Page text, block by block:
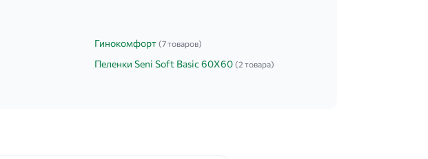
Гинокомфорт (7 товаров)
Пеленки Seni Soft Basiс 60Х60 (2 товара)